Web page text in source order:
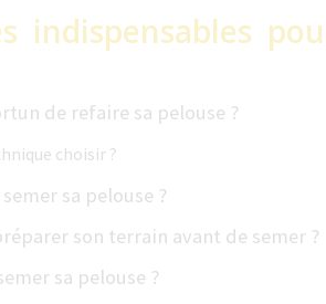
indispensables
de refaire sa pelouse ?
choisir ?
sa pelouse ?
son terrain avant de semer ?
sa pelouse ?